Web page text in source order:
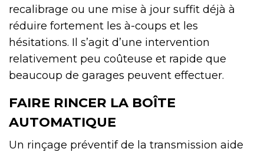
recalibrage ou une mise à jour suffit déjà à
réduire fortement les à-coups et les
hésitations. Il s’agit d’une intervention
relativement peu coûteuse et rapide que
beaucoup de garages peuvent effectuer.
FAIRE RINCER LA BOÎTE
AUTOMATIQUE
Un rinçage préventif de la transmission aide